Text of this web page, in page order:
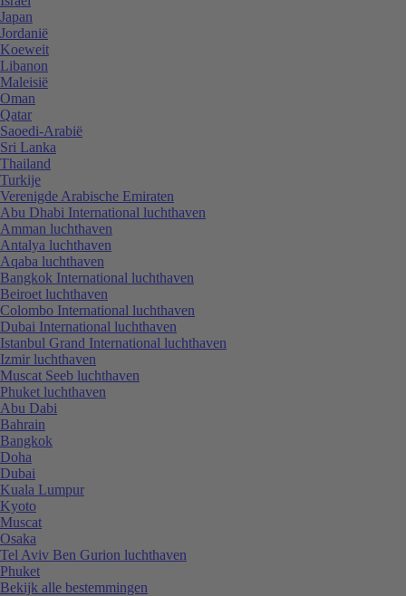
Japan
Jordanië
Koeweit
Libanon
Maleisië
Oman
Qatar
Saoedi-Arabië
Sri Lanka
Thailand
Turkije
Verenigde Arabische Emiraten
Abu Dhabi International luchthaven
Amman luchthaven
Antalya luchthaven
Aqaba luchthaven
Bangkok International luchthaven
Beiroet luchthaven
Colombo International luchthaven
Dubai International luchthaven
Istanbul Grand International luchthaven
Izmir luchthaven
Muscat Seeb luchthaven
Phuket luchthaven
Abu Dabi
Bahrain
Bangkok
Doha
Dubai
Kuala Lumpur
Kyoto
Muscat
Osaka
Tel Aviv Ben Gurion luchthaven
Phuket
Bekijk alle bestemmingen